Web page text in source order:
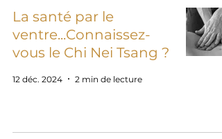
La santé par le
ventre...Connaissez-
vous le Chi Nei Tsang ?
12 déc. 2024 2 min de lecture